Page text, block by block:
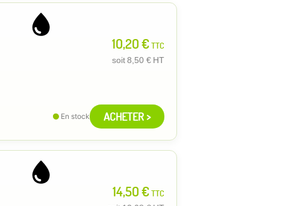
10,20 €TTC
soit8,50 € HT
En stock ACHETER >
14,50 €TTC